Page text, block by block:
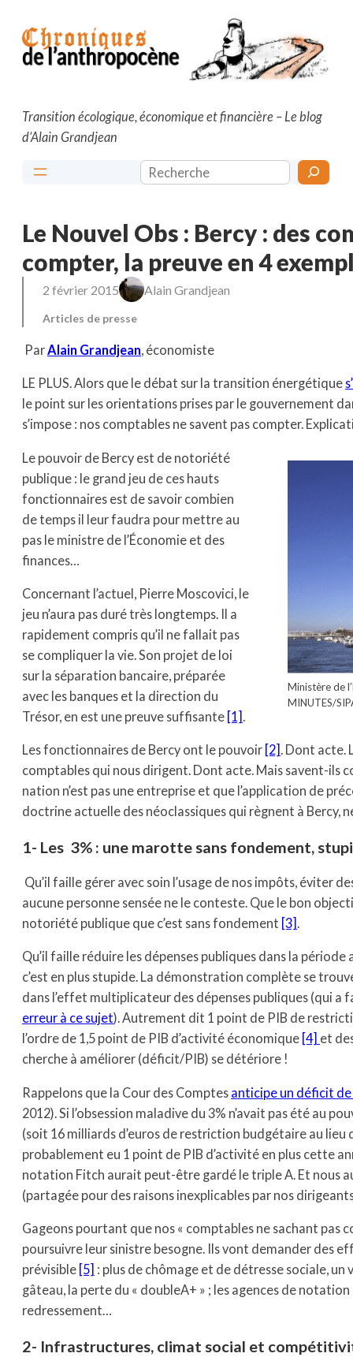
contenu
Transition écologique, économique et financière – Le blog
d’Alain Grandjean
Rechercher
Le Nouvel Obs : Bercy : des
compter, la preuve en 4
2 février 2015 Alain Grandjean
Articles de presse
ParAlain Grandjean, économiste
LE PLUS. Alors que le débat sur la transition énergétique
le point sur les orientations prises par le gouvernement
s’impose : nos comptables ne savent pas compter.
Ministère de
MINUTES/
Le pouvoir de Bercy est de notoriété
publique : le grand jeu de ces hauts
fonctionnaires est de savoir combien
de temps il leur faudra pour mettre au
pas le ministre de l’Économie et des
finances…
Concernant l’actuel, Pierre Moscovici, le
jeu n’aura pas duré très longtemps. Il a
rapidement compris qu’il ne fallait pas
se compliquer la vie. Son projet de loi
sur la séparation bancaire, préparée
avec les banques et la direction du
Trésor, en est une preuve suffisante [1].
Les fonctionnaires de Bercy ont le pouvoir [2]. Dont acte.
comptables qui nous dirigent. Dont acte. Mais savent-ils
nation n’est pas une entreprise et que l’application de
doctrine actuelle des néoclassiques qui règnent à Bercy,
1- Les 3% : une marotte sans fondement,
Qu’il faille gérer avec soin l’usage de nos impôts, éviter
aucune personne sensée ne le conteste. Que le bon
notoriété publique que c’est sans fondement [3].
Qu’il faille réduire les dépenses publiques dans la
c’est en plus stupide. La démonstration complète se
dans l’effet multiplicateur des dépenses publiques (qui a
erreur à ce sujet). Autrement dit 1 point de PIB de
l’ordre de 1,5 point de PIB d’activité économique [4] et
cherche à améliorer (déficit/PIB) se détériore !
Rappelons que la Cour des Comptes anticipe un déficit de
2012). Si l’obsession maladive du 3% n’avait pas été au
(soit 16 milliards d’euros de restriction budgétaire au
probablement eu 1 point de PIB d’activité en plus cette
notation Fitch aurait peut-être gardé le triple A. Et nous
(partagée pour des raisons inexplicables par nos
Gageons pourtant que nos « comptables ne sachant pas
poursuivre leur sinistre besogne. Ils vont demander des
prévisible [5] : plus de chômage et de détresse sociale,
gâteau, la perte du « doubleA+ » ; les agences de
redressement…
2- Infrastructures, climat social et